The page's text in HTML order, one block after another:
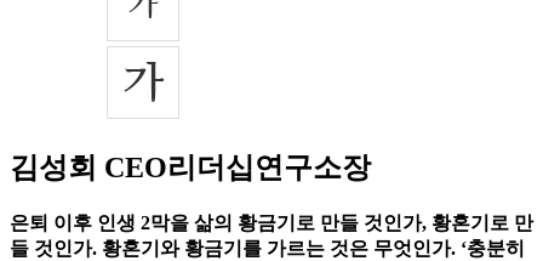
김성회 CEO리더십연구소장
은퇴 이후 인생 2막을 삶의 황금기로 만들 것인가, 황혼기로 만
들 것인가. 황혼기와 황금기를 가르는 것은 무엇인가. ‘충분히